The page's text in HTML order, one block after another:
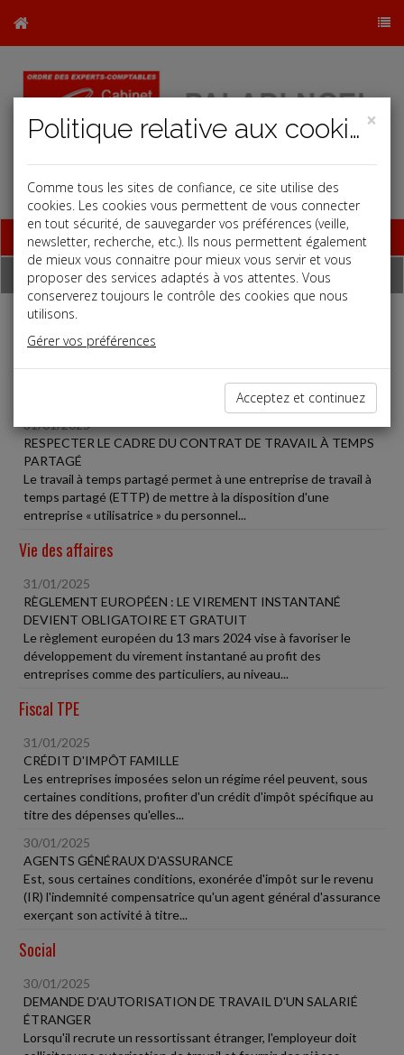
Base documentaire
Dépêches
Liste des dernières dépêches
31/01/2025
RESPECTER LE CADRE DU CONTRAT DE TRAVAIL À TEMPS
PARTAGÉ
Le travail à temps partagé permet à une entreprise de travail à
temps partagé (ETTP) de mettre à la disposition d'une
entreprise « utilisatrice » du personnel...
Vie des affaires
31/01/2025
RÈGLEMENT EUROPÉEN : LE VIREMENT INSTANTANÉ
DEVIENT OBLIGATOIRE ET GRATUIT
Le règlement européen du 13 mars 2024 vise à favoriser le
développement du virement instantané au profit des
entreprises comme des particuliers, au niveau...
Fiscal TPE
31/01/2025
CRÉDIT D'IMPÔT FAMILLE
Les entreprises imposées selon un régime réel peuvent, sous
certaines conditions, profiter d'un crédit d'impôt spécifique au
titre des dépenses qu'elles...
30/01/2025
AGENTS GÉNÉRAUX D'ASSURANCE
Est, sous certaines conditions, exonérée d'impôt sur le revenu
(IR) l'indemnité compensatrice qu'un agent général d'assurance
exerçant son activité à titre...
Social
30/01/2025
DEMANDE D'AUTORISATION DE TRAVAIL D'UN SALARIÉ
ÉTRANGER
Lorsqu'il recrute un ressortissant étranger, l'employeur doit
×
Politique relative aux cookies
Comme tous les sites de confiance, ce site utilise des
cookies. Les cookies vous permettent de vous connecter
en tout sécurité, de sauvegarder vos préférences (veille,
newsletter, recherche, etc.). Ils nous permettent également
de mieux vous connaitre pour mieux vous servir et vous
proposer des services adaptés à vos attentes. Vous
conserverez toujours le contrôle des cookies que nous
utilisons.
Gérer vos préférences
Acceptez et continuez